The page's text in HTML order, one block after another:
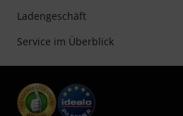
Ladengeschäft
Service im Überblick